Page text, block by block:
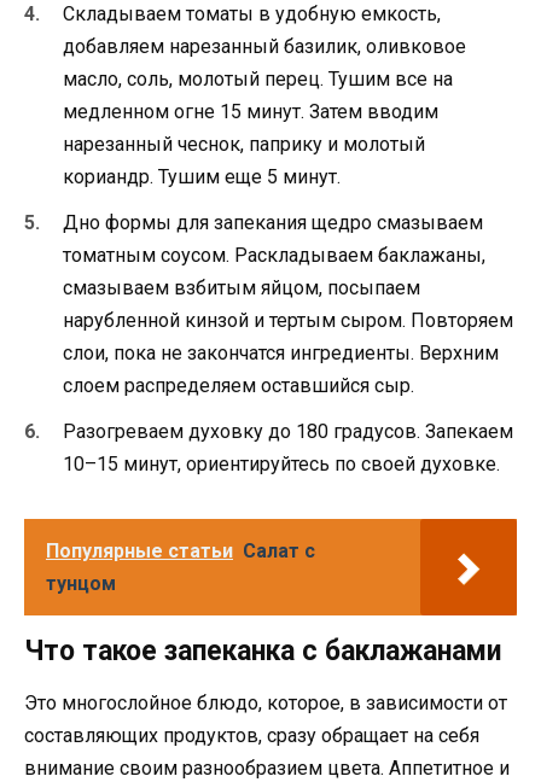
Складываем томаты в удобную емкость,
добавляем нарезанный базилик, оливковое
масло, соль, молотый перец. Тушим все на
медленном огне 15 минут. Затем вводим
нарезанный чеснок, паприку и молотый
кориандр. Тушим еще 5 минут.
Дно формы для запекания щедро смазываем
томатным соусом. Раскладываем баклажаны,
смазываем взбитым яйцом, посыпаем
нарубленной кинзой и тертым сыром. Повторяем
слои, пока не закончатся ингредиенты. Верхним
слоем распределяем оставшийся сыр.
Разогреваем духовку до 180 градусов. Запекаем
10–15 минут, ориентируйтесь по своей духовке.
Популярные статьи Салат с
тунцом
Что такое запеканка с баклажанами
Это многослойное блюдо, которое, в зависимости от
составляющих продуктов, сразу обращает на себя
внимание своим разнообразием цвета. Аппетитное и